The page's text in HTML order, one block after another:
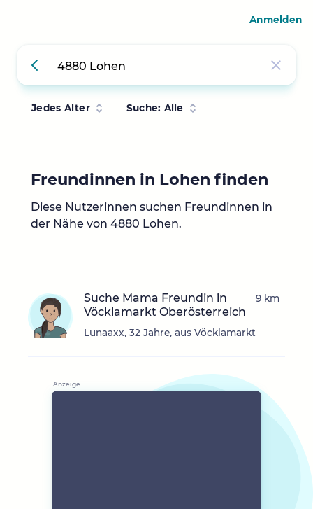
Jedes Alter Suche: Alle
Freundinnen in Lohen finden
Diese Nutzerinnen suchen Freundinnen in
der Nähe von 4880 Lohen.
Suche Mama Freundin in
Vöcklamarkt Oberösterreich
Lunaaxx, 32 Jahre, aus Vöcklamarkt
9 km
Anmelden